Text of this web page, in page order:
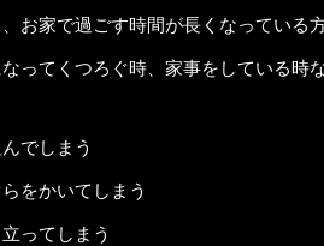
お家で過ごす時間が長くなっている
ってくつろぐ時、家事をしている時
でしまう
をかいてしまう
ってしまう